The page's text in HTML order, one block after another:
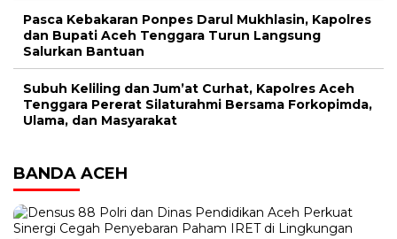
Pasca Kebakaran Ponpes Darul Mukhlasin, Kapolres
dan Bupati Aceh Tenggara Turun Langsung
Salurkan Bantuan
Subuh Keliling dan Jum’at Curhat, Kapolres Aceh
Tenggara Pererat Silaturahmi Bersama Forkopimda,
Ulama, dan Masyarakat
BANDA ACEH